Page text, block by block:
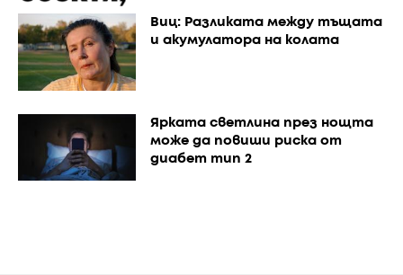
Виц: Разликата между тъщата
и акумулатора на колата
Ярката светлина през нощта
може да повиши риска от
диабет тип 2